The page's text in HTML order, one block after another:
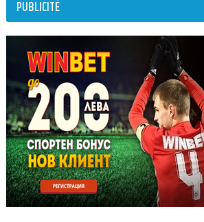
PUBLICITÉ